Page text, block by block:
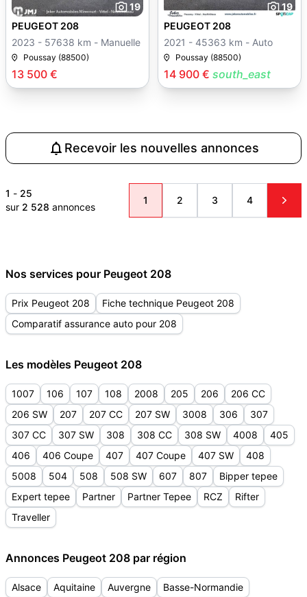
19
13 500 €
PEUGEOT 208
2023 - 57638 km - Manuelle
Poussay (88500)
19
14 900 € south_east
PEUGEOT 208
2021 - 45363 km - Auto
Poussay (88500)
Recevoir les nouvelles annonces
1 - 25
sur 2 528 annonces
1 2 3 4
Nos services pour Peugeot 208
Prix Peugeot 208
Fiche technique Peugeot 208
Comparatif assurance auto pour 208
Les modèles Peugeot 208
1007 106 107 108 2008 205 206
206 CC
206 SW
207 207 CC 207 SW 3008 306
307
307 CC
307 SW 308 308 CC 308 SW 4008
405
406
406 Coupe 407 407 Coupe 407 SW
408
5008
504 508 508 SW 607 807
Bipper tepee
Expert tepee
Partner Partner Tepee RCZ
Rifter
Traveller
Annonces Peugeot 208 par région
Alsace Aquitaine Auvergne
Basse-Normandie